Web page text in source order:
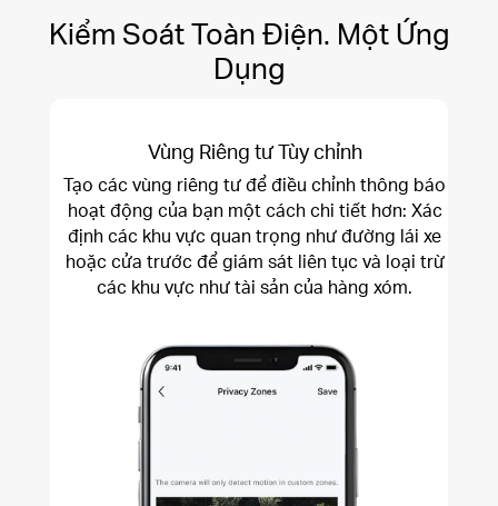
Kiểm Soát Toàn Điện. Một Ứng
Dụng
Vùng Riêng tư Tùy chỉnh
Tạo các vùng riêng tư để điều chỉnh thông báo
hoạt động của bạn một cách chi tiết hơn: Xác
định các khu vực quan trọng như đường lái xe
hoặc cửa trước để giám sát liên tục và loại trừ
các khu vực như tài sản của hàng xóm.